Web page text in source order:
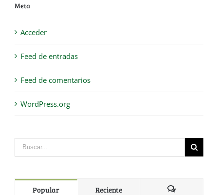
Meta
Acceder
Feed de entradas
Feed de comentarios
WordPress.org
Popular
Reciente